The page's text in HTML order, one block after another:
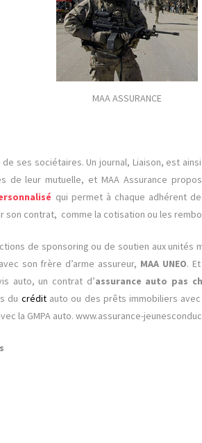
MAA ASSURANCE
ses sociétaires. Un journal, Liaison, est
de leur mutuelle, et MAA Assurance
qui permet à chaque adhérent
son contrat, comme la cotisation ou les
de sponsoring ou de soutien aux unités
son frère d’arme assureur, MAA UNEO.
auto, un contrat d’assurance auto pas
du crédit auto ou des prêts immobiliers
la GMPA auto. www.assurance-